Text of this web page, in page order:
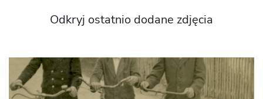
Odkryj ostatnio dodane zdjęcia